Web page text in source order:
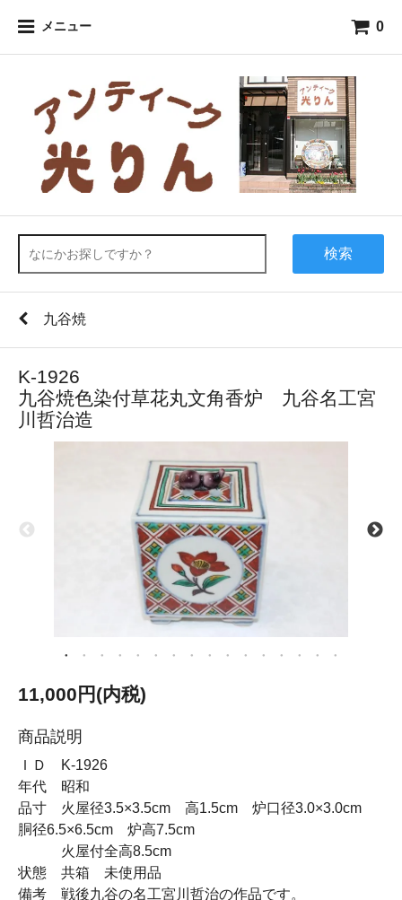
メニュー 0
検索
九谷焼
K-1926
九谷焼色染付草花丸文角香炉 九谷名工宮
川哲治造
11,000円(内税)
商品説明
ＩＤ K-1926
年代 昭和
品寸 火屋径3.5×3.5cm 高1.5cm 炉口径3.0×3.0cm
胴径6.5×6.5cm 炉高7.5cm
火屋付全高8.5cm
状態 共箱 未使用品
備考 戦後九谷の名工宮川哲治の作品です。